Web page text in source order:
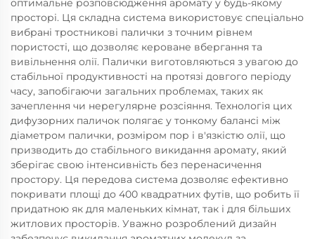
оптимальне розповсюдження аромату у будь-якому
просторі. Ця складна система використовує спеціально
вибрані тростникові палички з точним рівнем
пористості, що дозволяє кероване вбергання та
вивільнення олії. Палички виготовляються з увагою до
стабільної продуктивності на протязі довгого періоду
часу, запобігаючи загальних проблемах, таких як
зачеплення чи нерегулярне розсіяння. Технологія цих
дифузорних паличок полягає у тонкому балансі між
діаметром палички, розміром пор і в'язкістю олії, що
призводить до стабільного викидання аромату, який
зберігає свою інтенсивність без перенасичення
простору. Ця передова система дозволяє ефективно
покривати площі до 400 квадратних футів, що робить її
придатною як для маленьких кімнат, так і для більших
житлових просторів. Уважно розроблений дизайн